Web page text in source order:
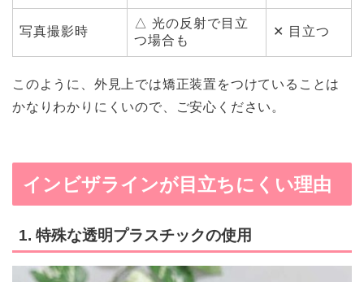
写真撮影時
△ 光の反射で目立
つ場合も
✕ 目立つ
このように、外見上では矯正装置をつけていることは
かなりわかりにくいので、ご安心ください。
インビザラインが目立ちにくい理由
1. 特殊な透明プラスチックの使用